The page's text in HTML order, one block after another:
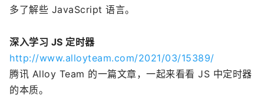
多了解些 JavaScript 语言。
深入学习 JS 定时器
http://www.alloyteam.com/2021/03/15389/
腾讯 Alloy Team 的一篇文章，一起来看看 JS 中定时器
的本质。